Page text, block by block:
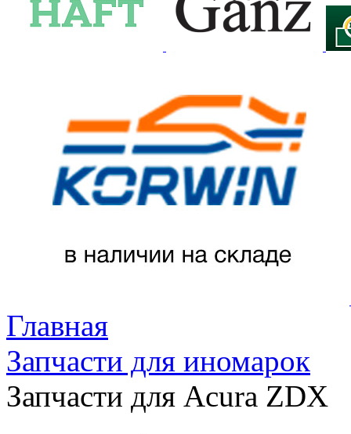
Главная
Запчасти для иномарок
Запчасти для Acura ZDX